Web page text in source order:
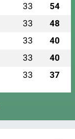
33 54
33 48
33 40
33 40
33 37